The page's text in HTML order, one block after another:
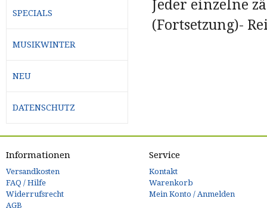
Jeder einzelne
(Fortsetzung)-
SPECIALS
MUSIKWINTER
NEU
DATENSCHUTZ
Informationen
Versandkosten
FAQ / Hilfe
Widerrufsrecht
AGB
Service
Kontakt
Warenkorb
Mein Konto / Anmelden